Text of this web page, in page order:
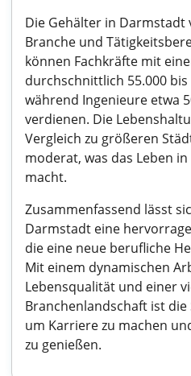
Die Gehälter in Darmstadt
Branche und
können Fachkräfte mit
durchschnittlich 55.000
während Ingenieure etwa
verdienen. Die
Vergleich zu größeren
moderat, was das Leben
macht.
Zusammenfassend lässt
Darmstadt eine
die eine neue berufliche
Mit einem dynamischen
Lebensqualität und einer
Branchenlandschaft ist
um Karriere zu machen
zu genießen.